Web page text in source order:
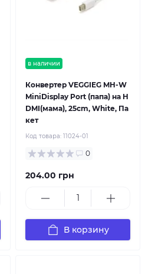
в наличии
Конвертер VEGGIEG MH-W
MiniDisplay Port (папа) на H
DMI(мама), 25cm, White, Па
кет
Код товара: 11024-01
0
204.00 грн
В корзину